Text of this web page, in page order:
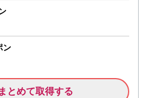
ン
とめて取得する